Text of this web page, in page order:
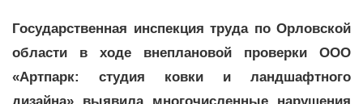
Государственная инспекция труда по Орловской
области в ходе внеплановой проверки ООО
«Артпарк: студия ковки и ландшафтного